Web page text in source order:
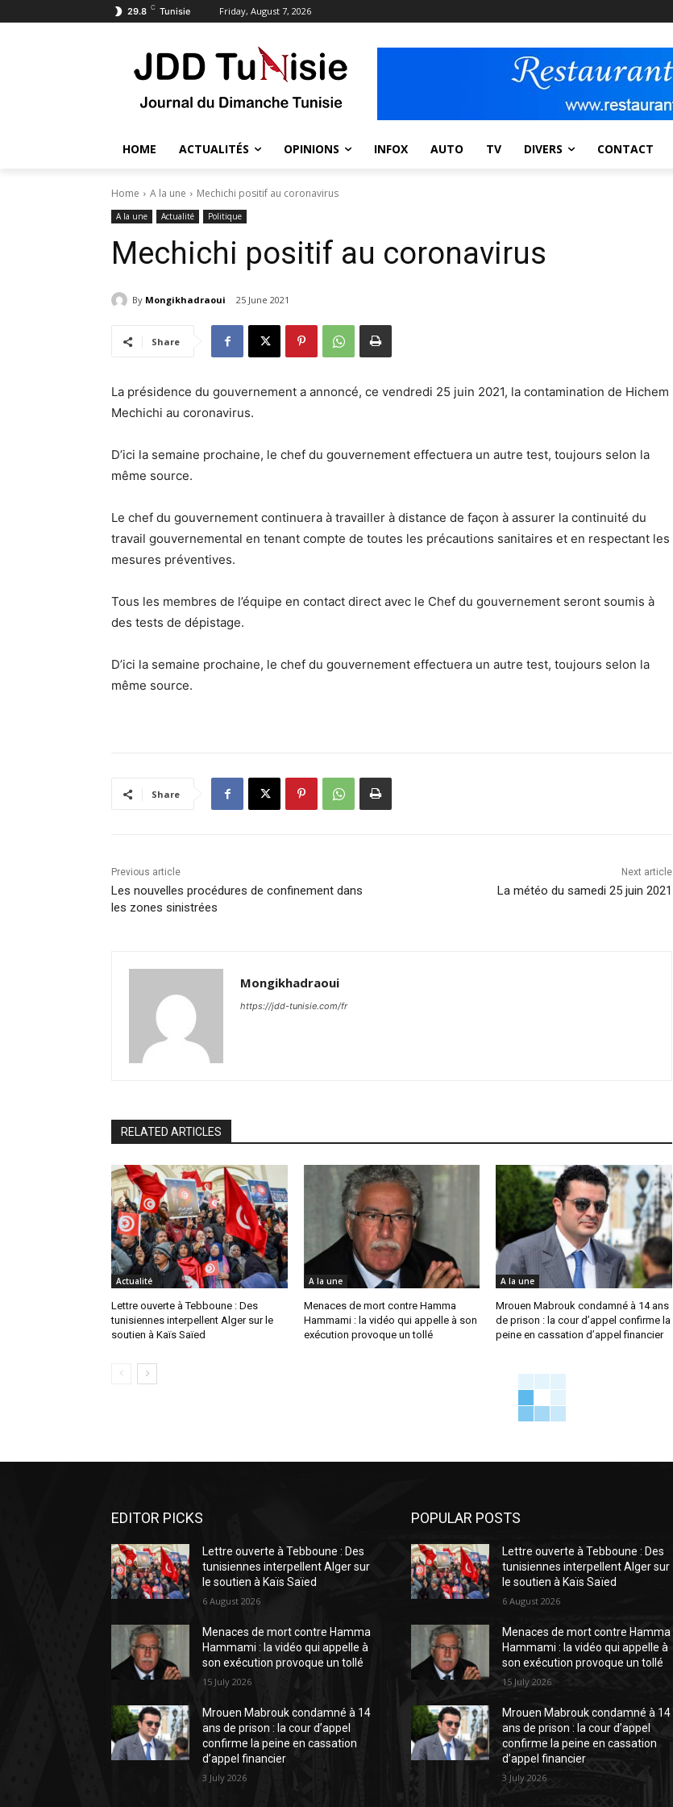
29.8 C Tunisie Friday, August 7, 2026
HOME ACTUALITÉS OPINIONS INFOX AUTO TV DIVERS CONTACT
Home A la une Mechichi positif au coronavirus
A la une Actualité Politique
Mechichi positif au coronavirus
By Mongikhadraoui 25 June 2021
Share
La présidence du gouvernement a annoncé, ce vendredi 25 juin 2021, la contamination de Hichem
Mechichi au coronavirus.
D’ici la semaine prochaine, le chef du gouvernement effectuera un autre test, toujours selon la
même source.
Le chef du gouvernement continuera à travailler à distance de façon à assurer la continuité du
travail gouvernemental en tenant compte de toutes les précautions sanitaires et en respectant les
mesures préventives.
Tous les membres de l’équipe en contact direct avec le Chef du gouvernement seront soumis à
des tests de dépistage.
D’ici la semaine prochaine, le chef du gouvernement effectuera un autre test, toujours selon la
même source.
Share
Previous article
Les nouvelles procédures de confinement dans
les zones sinistrées
Next article
La météo du samedi 25 juin 2021
Mongikhadraoui
https://jdd-tunisie.com/fr
RELATED ARTICLES
Actualité
Lettre ouverte à Tebboune : Des
tunisiennes interpellent Alger sur le
soutien à Kaïs Saïed
A la une
Menaces de mort contre Hamma
Hammami : la vidéo qui appelle à son
exécution provoque un tollé
A la une
Mrouen Mabrouk condamné à 14 ans
de prison : la cour d’appel confirme la
peine en cassation d’appel financier